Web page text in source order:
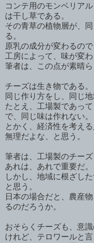
コンテ用のモンベリア
は干し草である。
その青草の植物層が、
る。
原乳の成分が変わるの
工房によって、味が変わ
筆者は、この点が素晴ら
チーズは生き物である。
同じ作り方をし、同じ
たとえ、工場製であっ
で、同じ味は作れない。
とかく、経済性を考え
無理だよな、と思う。
筆者は、工場製のチー
あれは、あれで重要だ。
しかし、地域に根ざし
と思う。
日本の場合だと、農産
るのだろうか。
おそらくチーズも、意
けれど、テロワールと